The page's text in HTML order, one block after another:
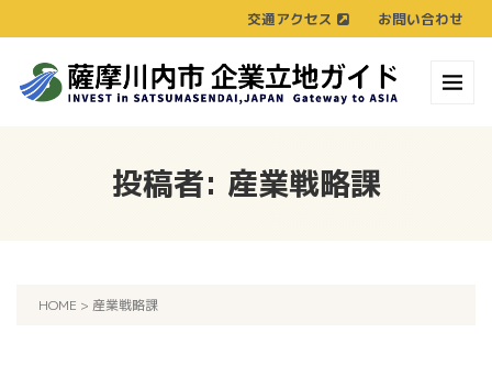
交通アクセス お問い合わせ
投稿者: 産業戦略課
HOME > 産業戦略課